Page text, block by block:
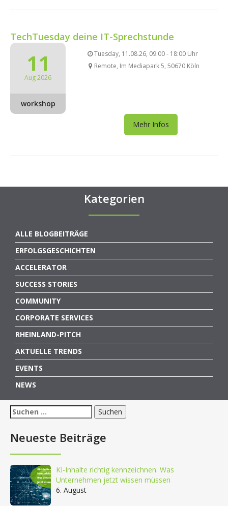
TechTuesday deine IT-Sprechstunde
11
Aug 2026
workshop
Tuesday, 11.08.26, 09:00 - 18:00 Uhr
Remote, Im Mediapark 5, 50670 Köln
Mehr Infos
Kategorien
ALLE BLOGBEITRÄGE
ERFOLGSGESCHICHTEN
ACCELERATOR
SUCCESS STORIES
COMMUNITY
CORPORATE SERVICES
RHEINLAND-PITCH
AKTUELLE TRENDS
EVENTS
NEWS
Suchen
nach:
Neueste Beiträge
KI-Inhalte richtig kennzeichnen: Was
Unternehmen jetzt wissen müssen
6. August